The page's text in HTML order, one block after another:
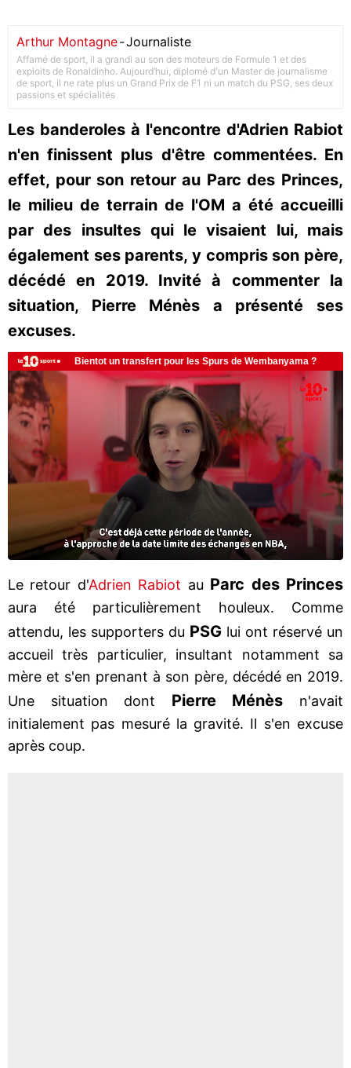
Arthur Montagne-Journaliste
Affamé de sport, il a grandi au son des moteurs de Formule 1 et des
exploits de Ronaldinho. Aujourd’hui, diplomé d'un Master de journalisme
de sport, il ne rate plus un Grand Prix de F1 ni un match du PSG, ses deux
passions et spécialités
Les banderoles à l'encontre d'Adrien Rabiot
n'en finissent plus d'être commentées. En
effet, pour son retour au Parc des Princes,
le milieu de terrain de l'OM a été accueilli
par des insultes qui le visaient lui, mais
également ses parents, y compris son père,
décédé en 2019. Invité à commenter la
situation, Pierre Ménès a présenté ses
excuses.
Le retour d'Adrien Rabiot au Parc des Princes
aura été particulièrement houleux. Comme
attendu, les supporters du PSG lui ont réservé un
accueil très particulier, insultant notamment sa
mère et s'en prenant à son père, décédé en 2019.
Une situation dont Pierre Ménès n'avait
initialement pas mesuré la gravité. Il s'en excuse
après coup.